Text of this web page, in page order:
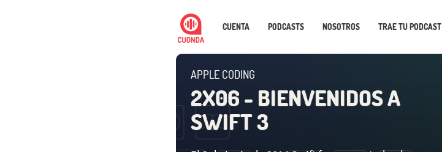
CUENTA PODCASTS NOSOTROS TRAE TU PODCAST
APPLE CODING
2X06 - BIENVENIDOS A
SWIFT 3